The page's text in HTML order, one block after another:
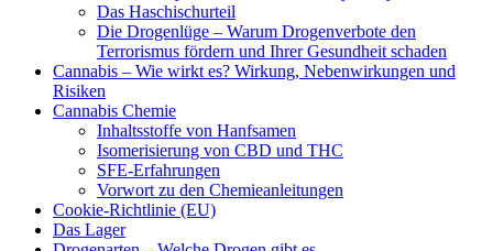
Das Haschischurteil
Die Drogenlüge – Warum Drogenverbote den
Terrorismus fördern und Ihrer Gesundheit schaden
Cannabis – Wie wirkt es? Wirkung, Nebenwirkungen und
Risiken
Cannabis Chemie
Inhaltsstoffe von Hanfsamen
Isomerisierung von CBD und THC
SFE-Erfahrungen
Vorwort zu den Chemieanleitungen
Cookie-Richtlinie (EU)
Das Lager